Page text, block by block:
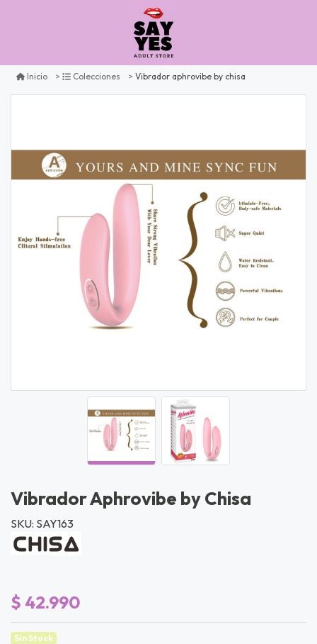
Inicio Colecciones Vibrador aphrovibe by chisa
Vibrador Aphrovibe by Chisa
SKU: SAY163
$ 42.990
Sin Stock